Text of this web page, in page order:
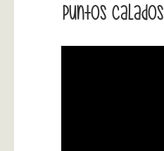
Puntos Calados